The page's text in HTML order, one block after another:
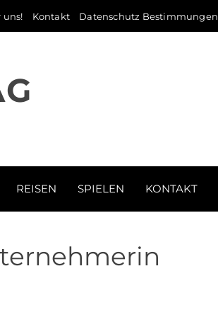
uns! Kontakt Datenschutz Bestimmungen
REISEN SPIELEN KONTAKT